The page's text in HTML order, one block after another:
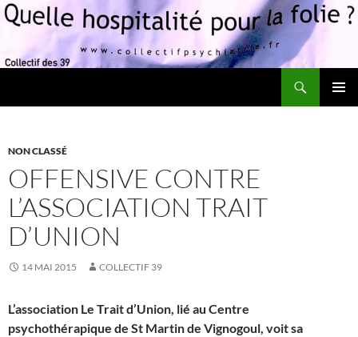
NON CLASSÉ
OFFENSIVE CONTRE
L’ASSOCIATION TRAIT
D’UNION
14 MAI 2015 COLLECTIF 39
L’association Le Trait d’Union, lié au Centre
psychothérapique de St Martin de Vignogoul, voit sa